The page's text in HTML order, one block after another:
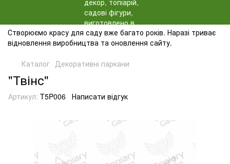
Створюємо красу для саду вже багато років. Наразі триває
відновлення виробництва та оновлення сайту.
Каталог Декоративні паркани
"Твінс"
Артикул: T5P006 Написати відгук